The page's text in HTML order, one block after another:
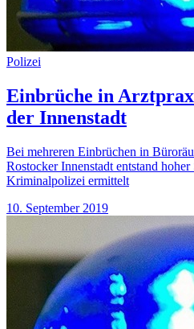
Polizei
Einbrüche in
der Innenstadt
Bei mehreren Einbrüchen in
Rostocker Innenstadt entstand hoher
Kriminalpolizei ermittelt
10. September 2019